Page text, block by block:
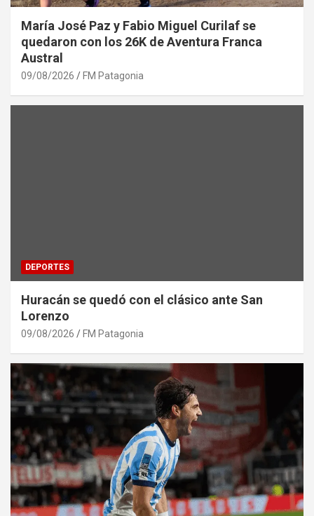
María José Paz y Fabio Miguel Curilaf se
quedaron con los 26K de Aventura Franca
Austral
09/08/2026 FM Patagonia
DEPORTES
Huracán se quedó con el clásico ante San
Lorenzo
09/08/2026 FM Patagonia